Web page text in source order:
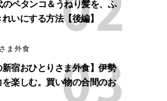
のペタンコ＆うねり髪を、ふ
いにする方法【後編】
ま外食
新宿おひとりさま外食】伊勢
を楽しむ。買い物の合間のお